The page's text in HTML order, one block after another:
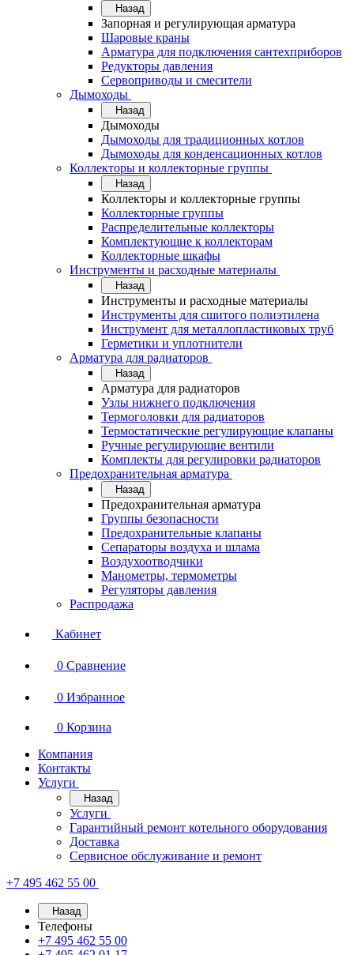
Назад
Запорная и регулирующая арматура
Шаровые краны
Арматура для подключения сантехприборов
Редукторы давления
Сервоприводы и смесители
Дымоходы
Назад
Дымоходы
Дымоходы для традиционных котлов
Дымоходы для конденсационных котлов
Коллекторы и коллекторные группы
Назад
Коллекторы и коллекторные группы
Коллекторные группы
Распределительные коллекторы
Комплектующие к коллекторам
Коллекторные шкафы
Инструменты и расходные материалы
Назад
Инструменты и расходные материалы
Инструменты для сшитого полиэтилена
Инструмент для металлопластиковых труб
Герметики и уплотнители
Арматура для радиаторов
Назад
Арматура для радиаторов
Узлы нижнего подключения
Термоголовки для радиаторов
Термостатические регулирующие клапаны
Ручные регулирующие вентили
Комплекты для регулировки радиаторов
Предохранительная арматура
Назад
Предохранительная арматура
Группы безопасности
Предохранительные клапаны
Сепараторы воздуха и шлама
Воздухоотводчики
Манометры, термометры
Регуляторы давления
Распродажа
Кабинет
0 Сравнение
0 Избранное
0 Корзина
Компания
Контакты
Услуги
Назад
Услуги
Гарантийный ремонт котельного оборудования
Доставка
Сервисное обслуживание и ремонт
+7 495 462 55 00
Назад
Телефоны
+7 495 462 55 00